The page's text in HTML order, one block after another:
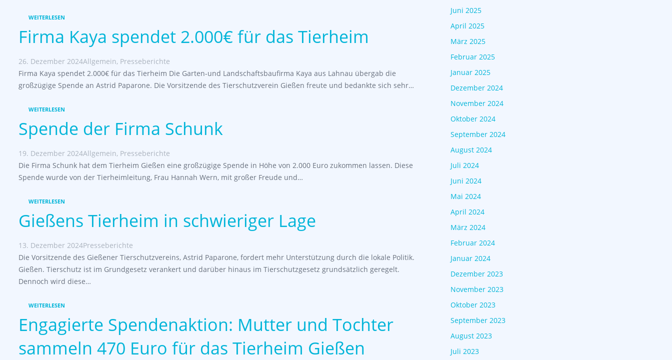
WEITERLESEN
Firma Kaya spendet 2.000€ für das Tierheim
26. Dezember 2024Allgemein, Presseberichte
Firma Kaya spendet 2.000€ für das Tierheim Die Garten-und Landschaftsbaufirma Kaya aus Lahnau übergab die
großzügige Spende an Astrid Paparone. Die Vorsitzende des Tierschutzverein Gießen freute und bedankte sich sehr…
WEITERLESEN
Spende der Firma Schunk
19. Dezember 2024Allgemein, Presseberichte
Die Firma Schunk hat dem Tierheim Gießen eine großzügige Spende in Höhe von 2.000 Euro zukommen lassen. Diese
Spende wurde von der Tierheimleitung, Frau Hannah Wern, mit großer Freude und…
WEITERLESEN
Gießens Tierheim in schwieriger Lage
13. Dezember 2024Presseberichte
Die Vorsitzende des Gießener Tierschutzvereins, Astrid Paparone, fordert mehr Unterstützung durch die lokale Politik.
Gießen. Tierschutz ist im Grundgesetz verankert und darüber hinaus im Tierschutzgesetz grundsätzlich geregelt.
Dennoch wird diese…
WEITERLESEN
Engagierte Spendenaktion: Mutter und Tochter
sammeln 470 Euro für das Tierheim Gießen
Juni 2025
April 2025
März 2025
Februar 2025
Januar 2025
Dezember 2024
November 2024
Oktober 2024
September 2024
August 2024
Juli 2024
Juni 2024
Mai 2024
April 2024
März 2024
Februar 2024
Januar 2024
Dezember 2023
November 2023
Oktober 2023
September 2023
August 2023
Juli 2023